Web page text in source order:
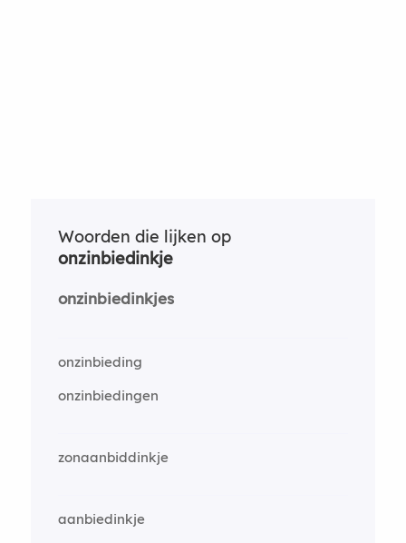
Woorden die lijken op
onzinbiedinkje
onzinbiedinkjes
onzinbieding
onzinbiedingen
zonaanbiddinkje
aanbiedinkje